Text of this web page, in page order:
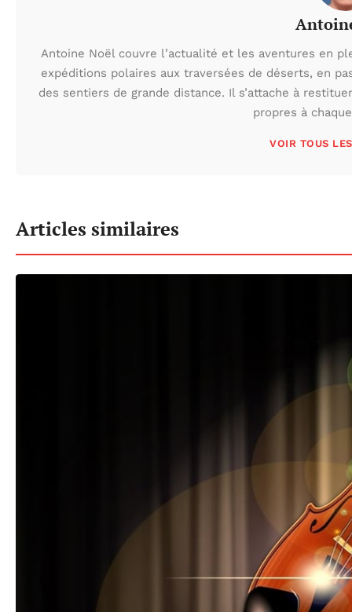
Antoine Noël couvre l’actualité et les aventures en
expéditions polaires aux traversées de déserts, en
des sentiers de grande distance. Il s’attache à
propres à
VOIR TOUS
Articles similaires